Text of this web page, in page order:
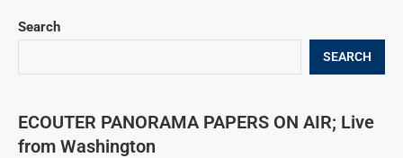
Search
SEARCH
ECOUTER PANORAMA PAPERS ON AIR; Live
from Washington